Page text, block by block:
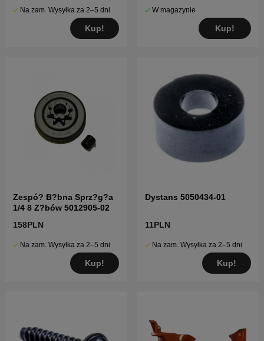
Na zam. Wysyłka za 2–5 dni
Kup!
W magazynie
Kup!
Zespó? B?bna Sprz?g?a
1/4 8 Z?bów 5012905-02
158PLN
Na zam. Wysyłka za 2–5 dni
Kup!
Dystans 5050434-01
11PLN
Na zam. Wysyłka za 2–5 dni
Kup!